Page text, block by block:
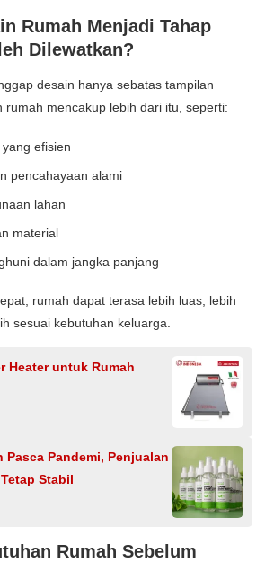
Rumah Menjadi Tahap
Dilewatkan?
desain hanya sebatas tampilan
rumah mencakup lebih dari itu, seperti:
efisien
pencahayaan alami
lahan
material
dalam jangka panjang
rumah dapat terasa lebih luas, lebih
sesuai kebutuhan keluarga.
Heater untuk Rumah
Pasca Pandemi, Penjualan
Stabil
Rumah Sebelum